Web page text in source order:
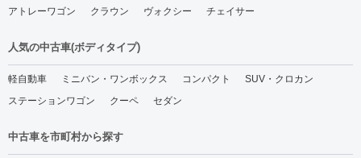
アトレーワゴン
クラウン ヴォクシー チェイサー
人気の中古車(ボディタイプ)
軽自動車 ミニバン・ワンボックス コンパクト
SUV・クロカン
ステーションワゴン
クーペ セダン
中古車を市町村から探す